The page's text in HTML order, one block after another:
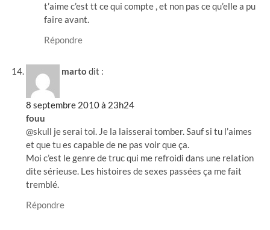
t’aime c’est tt ce qui compte , et non pas ce qu’elle a pu
faire avant.
Répondre
marto dit :
8 septembre 2010 à 23h24
fouu
@skull je serai toi. Je la laisserai tomber. Sauf si tu l’aimes
et que tu es capable de ne pas voir que ça.
Moi c’est le genre de truc qui me refroidi dans une relation
dite sérieuse. Les histoires de sexes passées ça me fait
tremblé.
Répondre